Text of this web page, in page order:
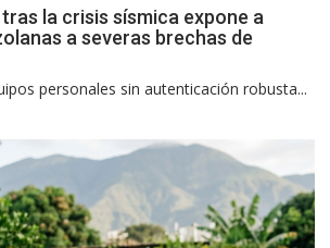
la crisis sísmica expone a
a severas brechas de
personales sin autenticación robusta...